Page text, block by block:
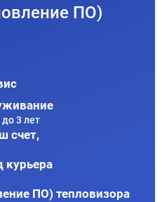
ПО)
3 лет
счет,
курьера
ПО) тепловизора